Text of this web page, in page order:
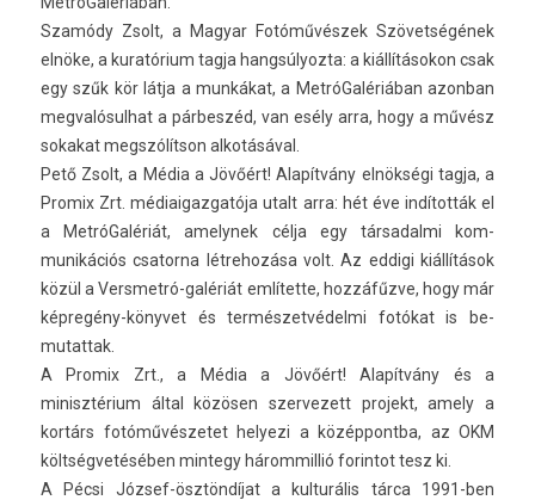
Szamódy Zsolt, a Magyar Fotóművészek Szövetségének
elnöke, a kuratórium tagja han­gsúlyoz­ta: a kiállításokon csak
egy szűk kör látja a munkákat, a MetróGalériában azon­ban
meg­valósul­hat a párbeszéd, van esély arra, hogy a művész
sokakat megszólítson alkotásával.
Pető Zsolt, a Média a Jövőért! Alapítvány elnökségi tagja, a
Pro­mix Zrt. médiaigaz­gatója utalt arra: hét éve indították el
a MetróGalériát, amelynek célja egy tár­sadal­mi kom­
munikációs csator­na lét­rehozása volt. Az ed­digi kiállítások
közül a Versmetró-galériát említette, hozzáfűzve, hogy már
képregény-könyvet és természetvédelmi fotókat is be­
mutat­tak.
A Pro­mix Zrt., a Média a Jövőért! Alapítvány és a
minisztérium által közösen szer­vezett pro­jekt, amely a
kortárs fotóművés­zetet helyezi a közép­pontba, az OKM
költségvetésében min­tegy három­millió forin­tot tesz ki.
A Pécsi József-ösztöndíjat a kul­turális tárca 1991-ben